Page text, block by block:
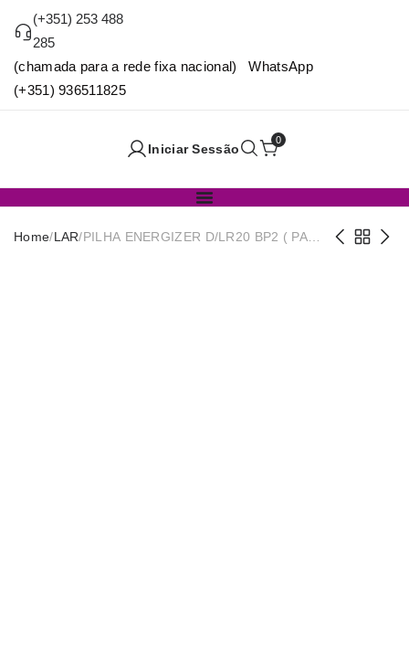
(+351) 253 488
285
(chamada para a rede fixa nacional) WhatsApp
(+351) 936511825
Iniciar Sessão
0
Home/LAR/PILHA ENERGIZER D/LR20 BP2 ( PACK